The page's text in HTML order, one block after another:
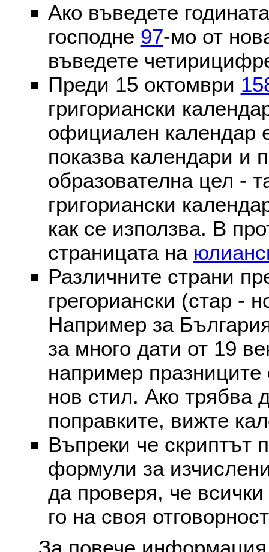
Ако въведете
господне 97-мо от
въведете
Преди 15 октомври
григориански
официален календар
показва календари и
образователна цел -
григориански
как се използва. В
страницата на
Различните страни
грегориански (стар -
Например за
за много дати от 19
например празниците
нов стил. Ако трябва
поправките, вижте
Въпреки че скриптът
формули за
да проверя, че
го на своя